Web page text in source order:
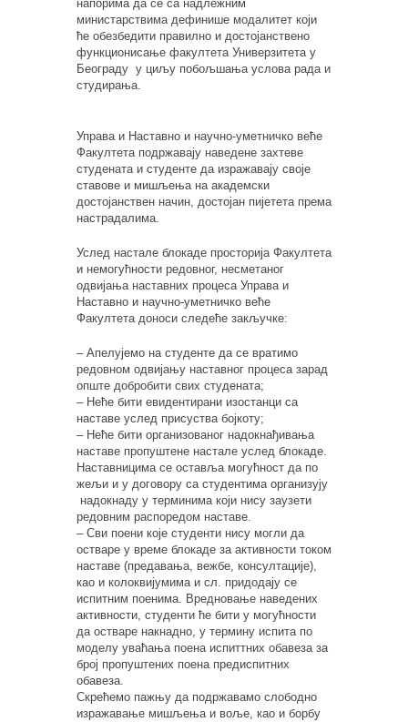
напорима да се са надлежним
министарствима дефинише модалитет који
ће обезбедити правилно и достојанствено
функционисање факултета Универзитета у
Београду у циљу побољшања услова рада и
студирања.
Управа и Наставно и научно-уметничко веће
Факултета подржавају наведене захтеве
студената и студенте да изражавају своје
ставове и мишљења на академски
достојанствен начин, достојан пијетета према
настрадалима.
Услед настале блокаде просторија Факултета
и немогућности редовног, несметаног
одвијања наставних процеса Управа и
Наставно и научно-уметничко веће
Факултета доноси следеће закључке:
– Апелујемо на студенте да се вратимо
редовном одвијању наставног процеса зарад
опште добробити свих студената;
– Неће бити евидентирани изостанци са
наставе услед присуства бојкоту;
– Неће бити организованог надокнађивања
наставе пропуштене настале услед блокаде.
Наставницима се оставља могућност да по
жељи и у договору са студентима организују
надокнаду у терминима који нису заузети
редовним распоредом наставе.
– Сви поени које студенти нису могли да
остваре у време блокаде за активности током
наставе (предавања, вежбе, консултације),
као и колоквијумима и сл. придодају се
испитним поенима. Вредновање наведених
активности, студенти ће бити у могућности
да остваре накнадно, у термину испита по
моделу уваћања поена испиттних обавеза за
број пропуштених поена предиспитних
обавеза.
Скрећемо пажњу да подржавамо слободно
изражавање мишљења и воље, као и борбу